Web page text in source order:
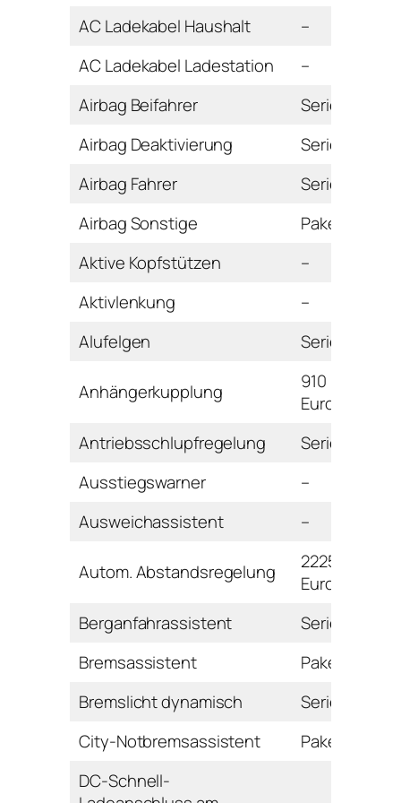
AC Ladekabel Haushalt
–
AC Ladekabel Ladestation
–
Airbag Beifahrer
Serie
Airbag Deaktivierung
Serie
Airbag Fahrer
Serie
Airbag Sonstige
Paket
Aktive Kopfstützen
–
Aktivlenkung
–
Alufelgen
Serie
Anhängerkupplung
910
Euro
Antriebsschlupfregelung
Serie
Ausstiegswarner
–
Ausweichassistent
–
Autom. Abstandsregelung
2225
Euro
Berganfahrassistent
Serie
Bremsassistent
Paket
Bremslicht dynamisch
Serie
City-Notbremsassistent
Paket
DC-Schnell-